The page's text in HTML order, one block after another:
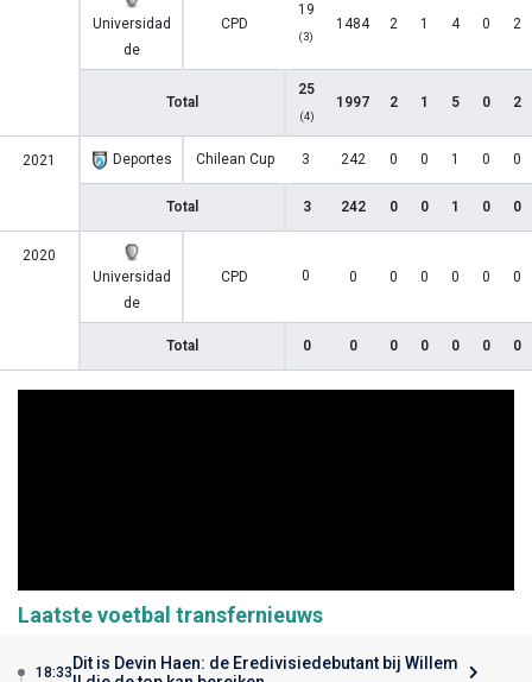
Universidad
de
CPD
19
(3)
1484 2 1 4 0 2
Total
25
(4)
1997 2 1 5 0 2
2021 Deportes Chilean Cup 3 242 0 0 1 0 0
Total 3 242 0 0 1 0 0
2020
Universidad
de
CPD 0 0 0 0 0 0 0
Total 0 0 0 0 0 0 0
Laatste voetbal transfernieuws
18:33 Dit is Devin Haen: de Eredivisiedebutant bij Willem